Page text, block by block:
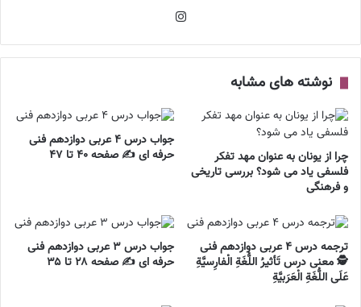
نوشته های مشابه
چرا از یونان به عنوان مهد تفکر
فلسفی یاد می شود؟ بررسی تاریخی
و فرهنگی
جواب درس ۴ عربی دوازدهم فنی
حرفه ای ✍️ صفحه ۴۰ تا ۴۷
ترجمه درس ۴ عربی دوازدهم فنی
🕵️ معنی درس تَأثيرُ اللُّغَةِ الْفارِسيَّةِ
عَلَی اللُّغَةِ الْعَرَبيَّةِ
جواب درس ۳ عربی دوازدهم فنی
حرفه ای ✍️ صفحه ۲۸ تا ۳۵